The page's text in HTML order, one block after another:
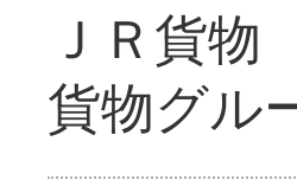
ＪＲ貨
貨物グル